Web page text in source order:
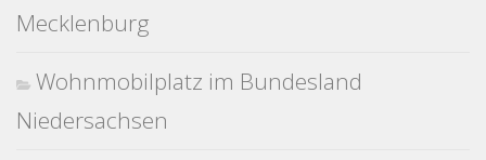
Mecklenburg
Wohnmobilplatz im Bundesland
Niedersachsen